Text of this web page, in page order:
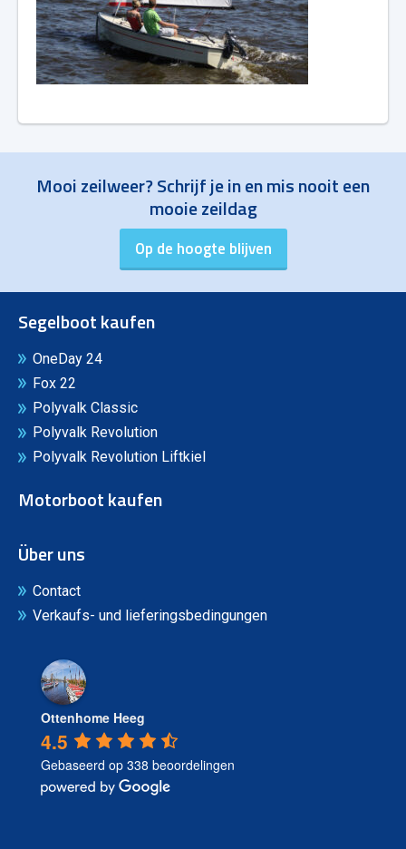
Mooi zeilweer? Schrijf je in en mis nooit een
mooie zeildag
Segelboot kaufen
OneDay 24
Fox 22
Polyvalk Classic
Polyvalk Revolution
Polyvalk Revolution Liftkiel
Motorboot kaufen
Über uns
Contact
Verkaufs- und lieferingsbedingungen
Ottenhome Heeg
4.5
Gebaseerd op 338 beoordelingen